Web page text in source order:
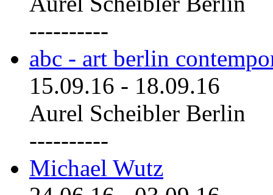
----------
abc - art berlin
15.09.16 - 18.09.16
Aurel Scheibler Berlin
----------
Michael Wutz